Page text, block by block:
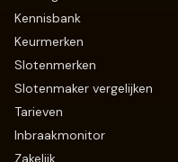
Kennisbank
Keurmerken
Slotenmerken
Slotenmaker vergelijken
Tarieven
Inbraakmonitor
Zakelijk